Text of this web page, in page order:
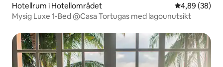
Hotellrum i Hotellområdet 4,89 av 5 i
4,89 (38)
Mysig Luxe 1-Bed @Casa Tortugas med lagounutsikt